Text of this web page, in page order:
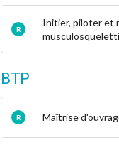
R
Initier, piloter et
BTP
R Maîtrise